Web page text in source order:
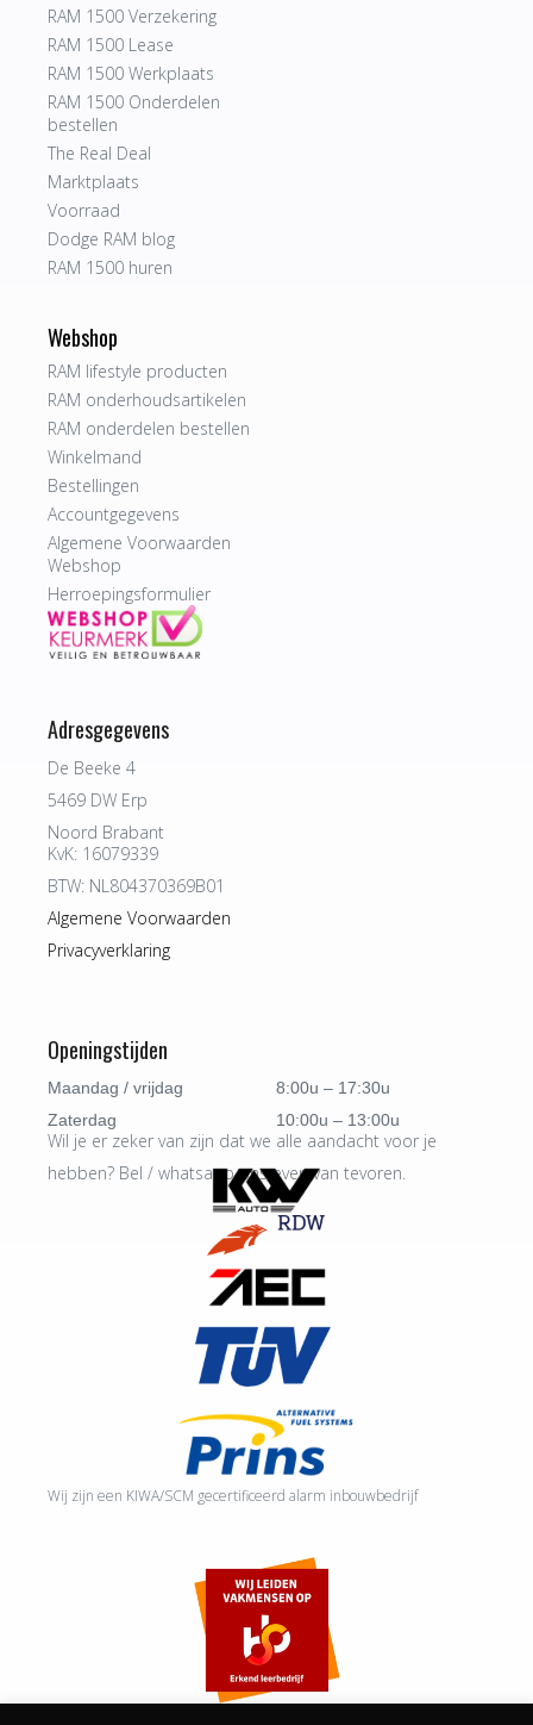
RAM 1500 Verzekering
RAM 1500 Lease
RAM 1500 Werkplaats
RAM 1500 Onderdelen
bestellen
The Real Deal
Marktplaats
Voorraad
Dodge RAM blog
RAM 1500 huren
Webshop
RAM lifestyle producten
RAM onderhoudsartikelen
RAM onderdelen bestellen
Winkelmand
Bestellingen
Accountgegevens
Algemene Voorwaarden
Webshop
Herroepingsformulier
Adresgegevens
De Beeke 4
5469 DW Erp
Noord Brabant
KvK: 16079339
BTW: NL804370369B01
Algemene Voorwaarden
Privacyverklaring
Openingstijden
Maandag / vrijdag
8:00u – 17:30u
Zaterdag
10:00u – 13:00u
Wil je er zeker van zijn dat we alle aandacht voor je
hebben? Bel / whatsapp ons even van tevoren.
Wij zijn een KIWA/SCM gecertificeerd alarm inbouwbedrijf